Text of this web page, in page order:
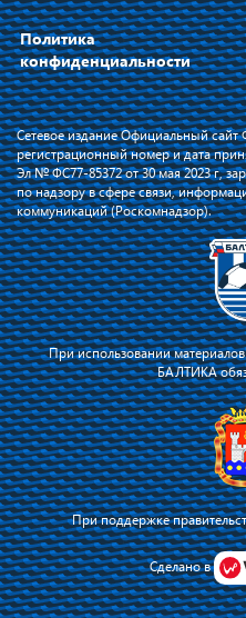
Я соглашаюсь с тем, что владелец
повышения удобства работы на
на сайте, я соглашаюсь сполитикой
Политика
конфиденциальности
Сетевое издание Официальный сайт
регистрационный номер и дата
Эл № ФС77-85372 от 30 мая 2023 г,
по надзору в сфере связи,
коммуникаций (Роскомнадзор).
При использовании
БАЛТИКА
При поддержке
Сделано в